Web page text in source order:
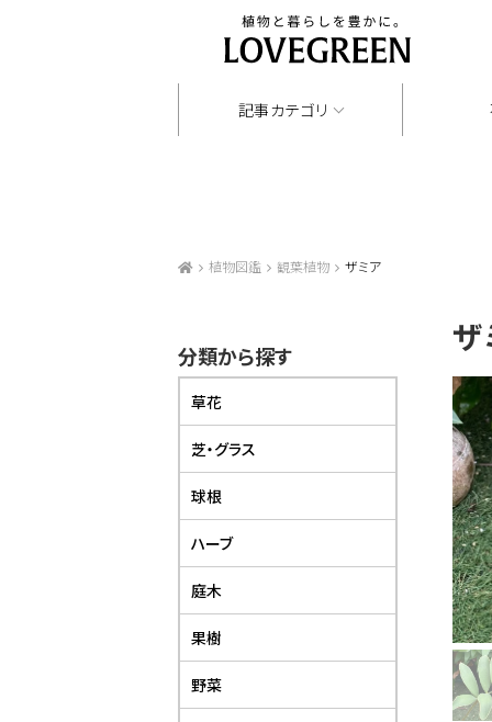
記事カテゴリ
植物図鑑 観葉植物 ザミア
ザ
分類から探す
草花
芝・グラス
球根
ハーブ
庭木
果樹
野菜